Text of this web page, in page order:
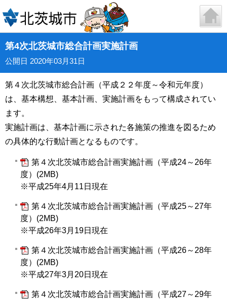
第4次北茨城市総合計画実施計画
公開日 2020年03月31日
第４次北茨城市総合計画（平成２２年度～令和元年度）
は、基本構想、基本計画、実施計画をもって構成されてい
ます。
実施計画は、基本計画に示された各施策の推進を図るため
の具体的な行動計画となるものです。
第４次北茨城市総合計画実施計画（平成24～26年
度）(2MB)
※平成25年4月11日現在
第４次北茨城市総合計画実施計画（平成25～27年
度）(2MB)
※平成26年3月19日現在
第４次北茨城市総合計画実施計画（平成26～28年
度）(2MB)
※平成27年3月20日現在
第４次北茨城市総合計画実施計画（平成27～29年